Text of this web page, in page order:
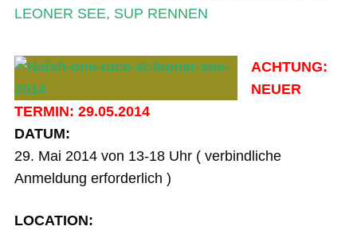
SPOT FINDER
LEONER SEE, SUP RENNEN
ACHTUNG:
NEUER
TERMIN: 29.05.2014
DATUM:
29. Mai 2014 von 13-18 Uhr ( verbindliche
Anmeldung erforderlich )
LOCATION: